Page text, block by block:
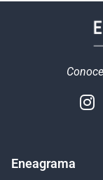
Eneagrama